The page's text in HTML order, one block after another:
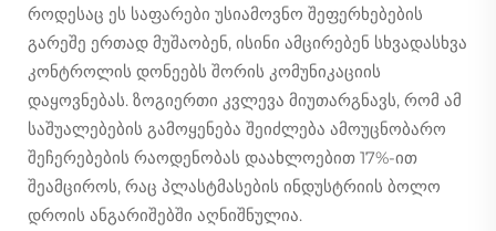
როდესაც ეს საფარები უსიამოვნო შეფერხებების
გარეშე ერთად მუშაობენ, ისინი ამცირებენ სხვადასხვა
კონტროლის დონეებს შორის კომუნიკაციის
დაყოვნებას. ზოგიერთი კვლევა მიუთარგნავს, რომ ამ
საშუალებების გამოყენება შეიძლება ამოუცნობარო
შეჩერებების რაოდენობას დაახლოებით 17%-ით
შეამციროს, რაც პლასტმასების ინდუსტრიის ბოლო
დროის ანგარიშებში აღნიშნულია.